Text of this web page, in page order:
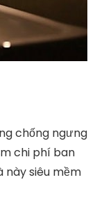
chống ngưng
chi phí ban
này siêu mềm